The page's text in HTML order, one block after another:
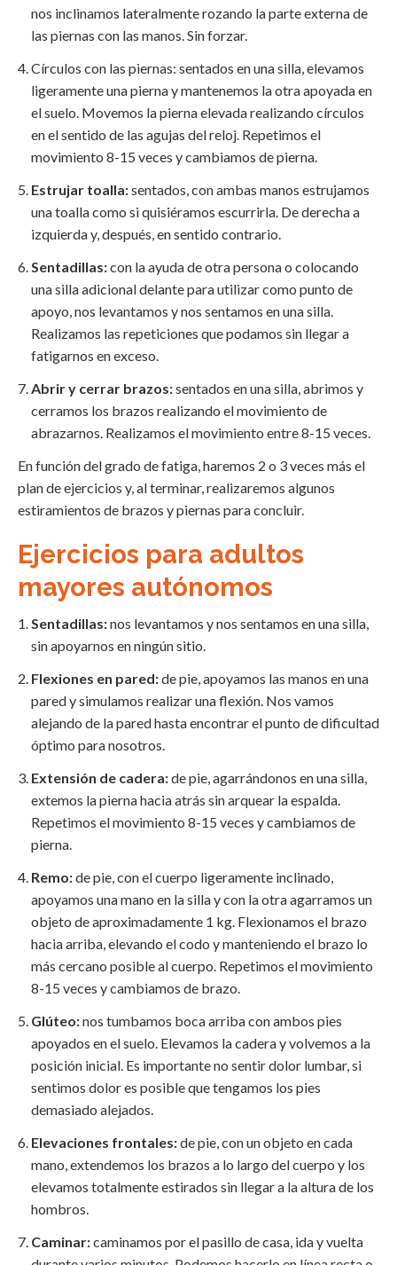
nos inclinamos lateralmente rozando la parte externa de
las piernas con las manos. Sin forzar.
Círculos con las piernas: sentados en una silla, elevamos
ligeramente una pierna y mantenemos la otra apoyada en
el suelo. Movemos la pierna elevada realizando círculos
en el sentido de las agujas del reloj. Repetimos el
movimiento 8-15 veces y cambiamos de pierna.
Estrujar toalla:sentados, con ambas manos estrujamos
una toalla como si quisiéramos escurrirla. De derecha a
izquierda y, después, en sentido contrario.
Sentadillas:con la ayuda de otra persona o colocando
una silla adicional delante para utilizar como punto de
apoyo, nos levantamos y nos sentamos en una silla.
Realizamos las repeticiones que podamos sin llegar a
fatigarnos en exceso.
Abrir y cerrar brazos:sentados en una silla, abrimos y
cerramos los brazos realizando el movimiento de
abrazarnos. Realizamos el movimiento entre 8-15 veces.
En función del grado de fatiga, haremos 2 o 3 veces más el
plan de ejercicios y, al terminar, realizaremos algunos
estiramientos de brazos y piernas para concluir.
Ejercicios para adultos
mayores autónomos
Sentadillas:nos levantamos y nos sentamos en una silla,
sin apoyarnos en ningún sitio.
Flexiones en pared:de pie, apoyamos las manos en una
pared y simulamos realizar una flexión. Nos vamos
alejando de la pared hasta encontrar el punto de dificultad
óptimo para nosotros.
Extensión de cadera:de pie, agarrándonos en una silla,
extemos la pierna hacia atrás sin arquear la espalda.
Repetimos el movimiento 8-15 veces y cambiamos de
pierna.
Remo:de pie, con el cuerpo ligeramente inclinado,
apoyamos una mano en la silla y con la otra agarramos un
objeto de aproximadamente 1 kg. Flexionamos el brazo
hacia arriba, elevando el codo y manteniendo el brazo lo
más cercano posible al cuerpo. Repetimos el movimiento
8-15 veces y cambiamos de brazo.
Glúteo:nos tumbamos boca arriba con ambos pies
apoyados en el suelo. Elevamos la cadera y volvemos a la
posición inicial. Es importante no sentir dolor lumbar, si
sentimos dolor es posible que tengamos los pies
demasiado alejados.
Elevaciones frontales:de pie, con un objeto en cada
mano, extendemos los brazos a lo largo del cuerpo y los
elevamos totalmente estirados sin llegar a la altura de los
hombros.
Caminar:caminamos por el pasillo de casa, ida y vuelta